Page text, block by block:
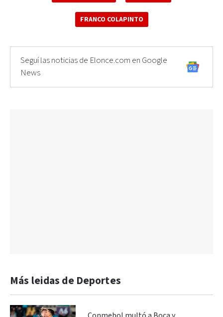
FRANCO COLAPINTO
Seguí las noticias de Elonce.com en Google
News
Más leidas de Deportes